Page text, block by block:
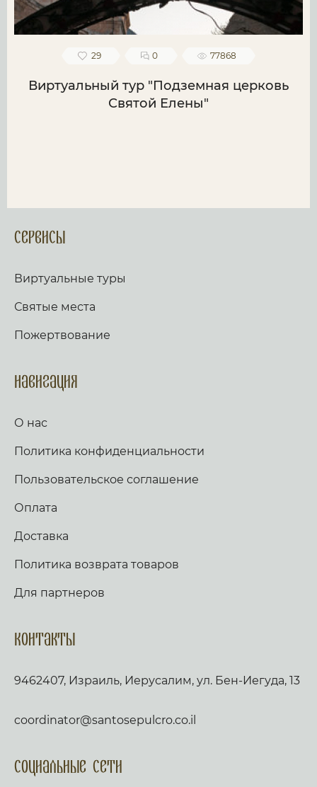
29 0 77868
Виртуальный тур "Подземная церковь
Святой Елены"
Сервисы
Виртуальные туры
Святые места
Пожертвование
Навигация
О нас
Политика конфиденциальности
Пользовательское соглашение
Оплата
Доставка
Политика возврата товаров
Для партнеров
Контакты
9462407, Израиль, Иерусалим, ул. Бен-Иегуда, 13
coordinator@santosepulcro.co.il
Социальные сети